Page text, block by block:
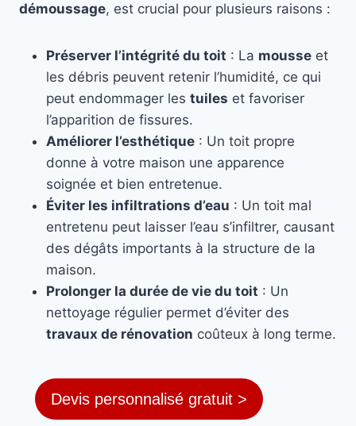
démoussage, est crucial pour plusieurs raisons :
Préserver l’intégrité du toit : La mousse et
les débris peuvent retenir l’humidité, ce qui
peut endommager les tuiles et favoriser
l’apparition de fissures.
Améliorer l’esthétique : Un toit propre
donne à votre maison une apparence
soignée et bien entretenue.
Éviter les infiltrations d’eau : Un toit mal
entretenu peut laisser l’eau s’infiltrer, causant
des dégâts importants à la structure de la
maison.
Prolonger la durée de vie du toit : Un
nettoyage régulier permet d’éviter des
travaux de rénovation coûteux à long terme.
Devis personnalisé gratuit >